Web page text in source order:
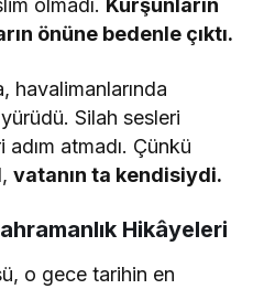
olmadı. Kurşunların
önüne bedenle çıktı.
havalimanlarında
Silah sesleri
atmadı. Çünkü
vatanın ta kendisiydi.
Hikâyeleri
o gece tarihin en